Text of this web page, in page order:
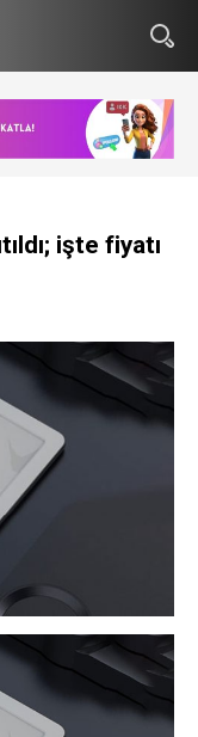
işte fiyatı